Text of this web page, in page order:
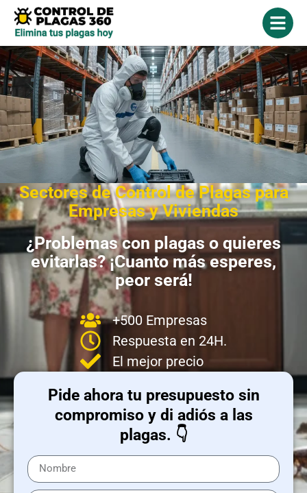
Sectores de Control de Plagas para
Empresas y Viviendas
¿Problemas con plagas o quieres
evitarlas? ¡Cuanto más esperes,
peor será!
+500 Empresas
Respuesta en 24H.
El mejor precio
Pide ahora tu presupuesto sin
compromiso y di adiós a las
plagas. 👇